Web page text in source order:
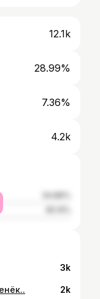
12.1k
28.99%
7.36%
4.2k
3k
2k